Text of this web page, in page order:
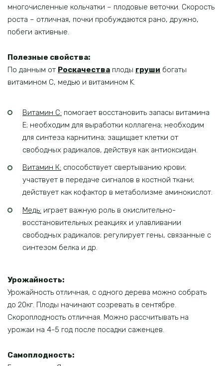
многочисленные кольчатки – плодовые веточки. Скорость
роста – отличная, почки пробуждаются рано, дружно,
побеги активные.
Полезные свойства:
По данным от Роскачества плоды груши богаты
витамином C, медью и витамином K.
Витамин C: помогает восстановить запасы витамина
E; необходим для выработки коллагена; необходим
для синтеза карнитина; защищает клетки от
свободных радикалов, действуя как антиоксидан.
Витамин К: способствует свертыванию крови;
участвует в передаче сигналов в костной ткани;
действует как кофактор в метаболизме аминокислот.
Медь: играет важную роль в окислительно-
восстановительных реакциях и улавливании
свободных радикалов; регулирует гены, связанные с
синтезом белка и др.
Урожайность:
Урожайность отличная, с одного дерева можно собрать
до 20кг. Плоды начинают созревать в сентябре.
Скороплодность отличная. Можно рассчитывать на
урожаи на 4-5 год после посадки саженцев.
Самоплодность: